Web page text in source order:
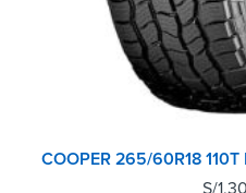
COOPER 265/60R18 110T
S/